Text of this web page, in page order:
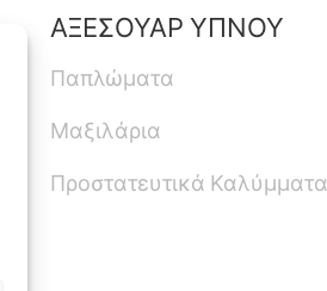
ΑΞΕΣΟΥΑΡ ΥΠΝΟΥ
Παπλώματα
Μαξιλάρια
Προστατευτικά Καλύμματα